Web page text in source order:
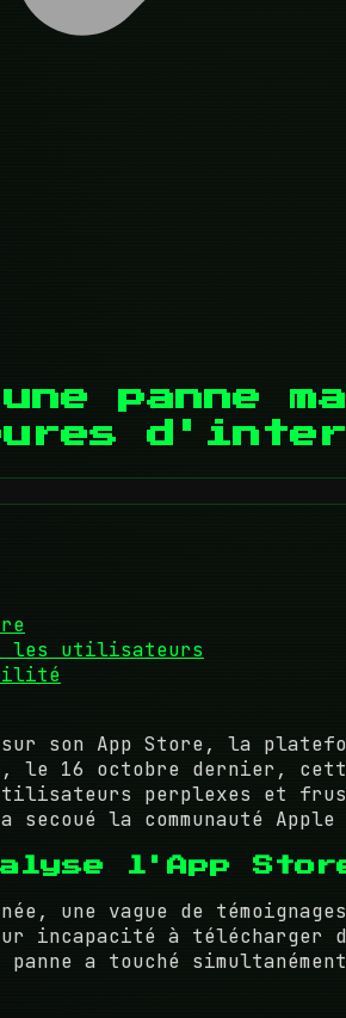
panne
les utilisateurs
sur son App Store, la
le 16 octobre dernier,
perplexes et
la communauté
l'App
une vague de
incapacité à télécharger
a touché